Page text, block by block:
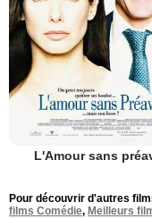
L'Amour sans
Pour découvrir d'autres
films Comédie, Meilleurs